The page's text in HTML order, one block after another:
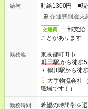
給与
時給1300円 ■現
交通費別途支
交通費
一部支給
ことがあります
勤務地
東京都町田市
町田駅から徒歩
/ 鶴川駅から徒
大手物流会社
職場です！）
勤務時間
希望の時間帯を